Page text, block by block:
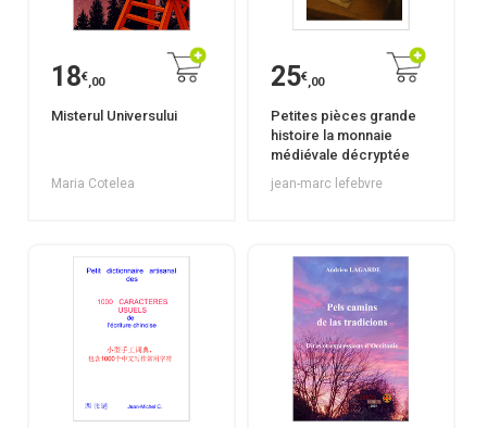
18€,00
Misterul Universului
Maria Cotelea
25€,00
Petites pièces grande
histoire la monnaie
médiévale décryptée
jean-marc lefebvre